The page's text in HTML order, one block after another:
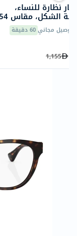
نظارة للنساء،
15J1O1
توصيل مجاني60 دقيقة
1,155